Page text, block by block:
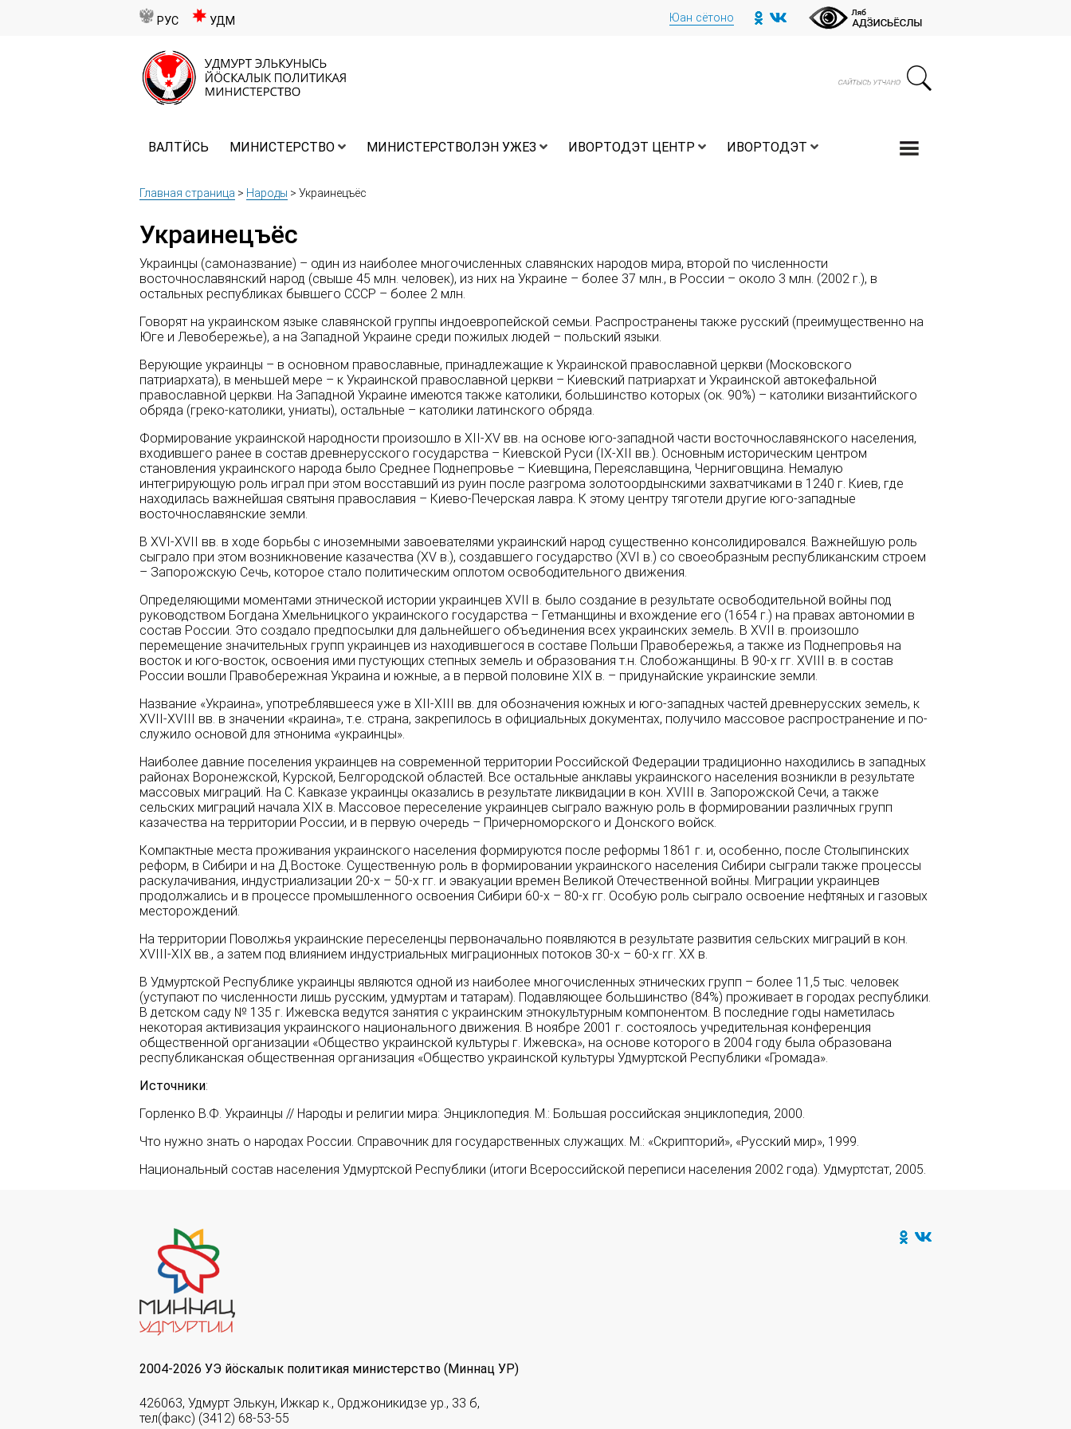
РУС УДМ Юан сётоно
ВАЛТӤСЬ МИНИСТЕРСТВО МИНИСТЕРСТВОЛЭН УЖЕЗ ИВОРТОДЭТ ЦЕНТР ИВОРТОДЭТ
Главная страница > Народы > Украинецъёс
Украинецъёс
Украинцы (самоназвание) – один из наиболее многочисленных славянских народов мира, второй по численности
восточнославянский народ (свыше 45 млн. человек), из них на Украине – более 37 млн., в России – около 3 млн. (2002 г.), в
остальных республиках бывшего СССР – более 2 млн.
Говорят на украинском языке славянской группы индоевропейской семьи. Распространены также русский (преимущественно на
Юге и Левобережье), а на Западной Украине среди пожилых людей – польский языки.
Верующие украинцы – в основном православные, принадлежащие к Украинской православной церкви (Московского
патриархата), в меньшей мере – к Украинской православной церкви – Киевский патриархат и Украинской автокефальной
православной церкви. На Западной Украине имеются также католики, большинство которых (ок. 90%) – католики византийского
обряда (греко-католики, униаты), остальные – католики латинского обряда.
Формирование украинской народности произош­ло в XII-XV вв. на основе юго-западной части восточнославянского населения,
входившего ранее в состав древнерусского государства – Киевской Руси (IX-XII вв.). Основ­ным историческим центром
становления украинского народа было Среднее Поднепровье – Киевщина, Переяславщина, Черниговщина. Немалую
интегрирующую роль играл при этом восставший из руин после разгрома золотоордынскими за­хватчиками в 1240 г. Киев, где
находилась важнейшая святыня православия – Киево-Печерская лавра. К этому центру тяго­тели другие юго-западные
восточнославянские земли.
В XVI-XVII вв. в ходе борьбы с иноземными завоева­телями украинский народ существенно консолидировался. Важнейшую роль
сыграло при этом возникновение казаче­ства (XV в.), создавшего государство (XVI в.) со своеобразным республиканским строем
– Запорожскую Сечь, которое стало политическим оплотом освободительного движения.
Определяющими моментами этнической ис­тории украинцев XVII в. было создание в результате осво­бодительной войны под
руководством Богдана Хмельницкого украинского государства – Гетманщины и вхождение его (1654 г.) на пра­вах автономии в
состав России. Это со­здало предпосылки для дальнейшего объединения всех украинских земель. В XVII в. произошло
перемещение значительных групп украинцев из находившегося в составе Польши Правобережья, а также из Поднепровья на
восток и юго-восток, освоения ими пустующих степных земель и образования т.н. Слобожанщины. В 90-х гг. XVIII в. в состав
России вошли Правобережная Украина и южные, а в первой половине XIX в. – придунайские украинские земли.
Название «Украина», употреблявшее­ся уже в XII-XIII вв. для обозначения юж­ных и юго-западных частей древнерусских земель, к
XVII-XVIII вв. в значении «краина», т.е. страна, закрепилось в официальных документах, получило массовое распространение и по­
служило основой для этнонима «украинцы».
Наиболее давние поселения украинцев на современной территории Российской Федерации традиционно находились в западных
районах Воронежской, Курской, Белгородской областей. Все остальные анклавы украинского населения возникли в результате
массовых миграций. На С. Кавказе украинцы оказались в результате ликвидации в кон. XVIII в. Запорожской Сечи, а также
сельских миграций начала XIX в. Массовое переселение украинцев сыграло важную роль в формировании различных групп
казачества на территории России, и в первую очередь – Причерноморского и Донского войск.
Компактные места проживания украинского населения формируются после реформы 1861 г. и, особенно, после Столыпинских
реформ, в Сибири и на Д.Востоке. Существенную роль в формировании украинского населения Сибири сыграли также процессы
раскулачивания, индустриализации 20-х – 50-х гг. и эвакуации времен Великой Отечественной войны. Миграции украинцев
продолжались и в процессе промышленного освоения Сибири 60-х – 80-х гг. Особую роль сыграло освоение нефтяных и газовых
месторождений.
На территории Поволжья украинские переселенцы первоначально появляются в результате развития сельских миграций в кон.
XVIII-XIX вв., а затем под влиянием индустриальных миграционных потоков 30-х – 60-х гг. ХХ в.
В Удмуртской Республике украинцы являются одной из наиболее многочисленных этнических групп – более 11,5 тыс. человек
(уступают по численности лишь русским, удмуртам и татарам). Подавляющее большинство (84%) проживает в городах республики.
В детском саду № 135 г. Ижевска ведутся занятия с украинским этнокультурным компонентом. В последние годы наметилась
некоторая активизация украинского национального движения. В ноябре 2001 г. состоялось учредительная конференция
общественной организации «Общество украинской культуры г. Ижевска», на основе которого в 2004 году была образована
республиканская общественная организация «Общество украинской культуры Удмуртской Республики «Громада».
Источники:
Горленко В.Ф. Украинцы // Народы и религии мира: Энциклопедия. М.: Большая российская энциклопедия, 2000.
Что нужно знать о народах России. Справочник для государственных служащих. М.: «Скрипторий», «Русский мир», 1999.
Национальный состав населения Удмуртской Республики (итоги Всероссийской переписи населения 2002 года). Удмуртстат, 2005.
2004-2026 УЭ йöскалык политикая министерство (Миннац УР)
426063, Удмурт Элькун, Ижкар к., Орджоникидзе ур., 33 б,
тел(факс) (3412) 68-53-55